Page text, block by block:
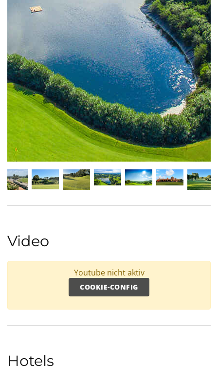
Video
Youtube nicht aktiv
COOKIE-CONFIG
Hotels